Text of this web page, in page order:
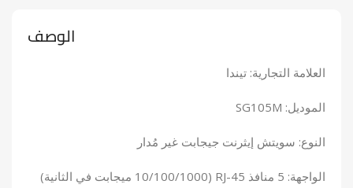
الوصف
العلامة التجارية: تيندا
الموديل: SG105M
النوع: سويتش إيثرنت جيجابت غير مُدار
الواجهة: 5 منافذ RJ-45 (10/100/1000 ميجابت في الثانية)